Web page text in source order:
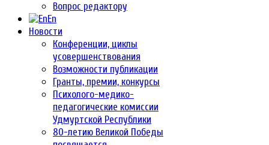
Вопрос редактору
En
Новости
Конференции, циклы
усовершенствования
Возможности публикации
Гранты, премии, конкурсы
Психолого-медико-
педагогические комиссии
Удмуртской Республики
80-летию Великой Победы